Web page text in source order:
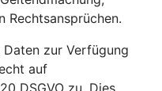
Rechtsansprüchen.
zur Verfügung
auf
DSGVO zu. Dies